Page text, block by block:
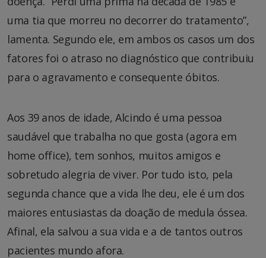
uma tia que morreu no decorrer do tratamento”,
lamenta. Segundo ele, em ambos os casos um dos
fatores foi o atraso no diagnóstico que contribuiu
para o agravamento e consequente óbitos.
Aos 39 anos de idade, Alcindo é uma pessoa
saudável que trabalha no que gosta (agora em
home office), tem sonhos, muitos amigos e
sobretudo alegria de viver. Por tudo isto, pela
segunda chance que a vida lhe deu, ele é um dos
maiores entusiastas da doação de medula óssea.
Afinal, ela salvou a sua vida e a de tantos outros
pacientes mundo afora.